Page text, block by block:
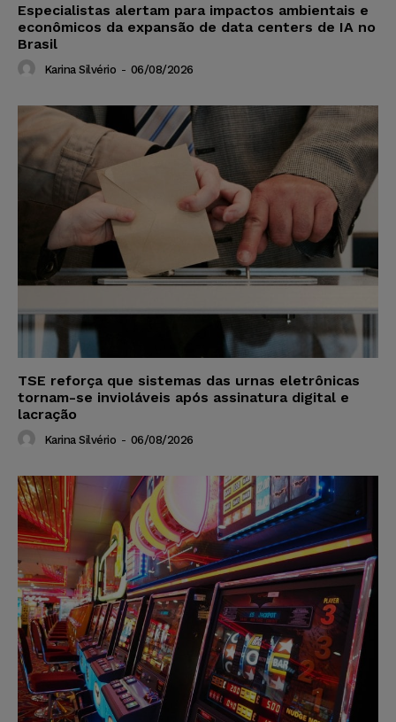
Especialistas alertam para impactos ambientais e
econômicos da expansão de data centers de IA no
Brasil
Karina Silvério - 06/08/2026
TSE reforça que sistemas das urnas eletrônicas
tornam-se invioláveis após assinatura digital e
lacração
Karina Silvério - 06/08/2026